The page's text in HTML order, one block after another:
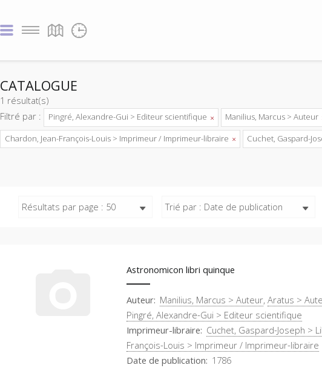
CATALOGUE
1 résultat(s)
Filtré par :
Pingré, Alexandre-Gui > Editeur scientifique Manilius, Marcus > Auteur
Chardon, Jean-François-Louis > Imprimeur / Imprimeur-libraire
Cuchet, Gaspard-
Résultats par page : 50 Trié par : Date de publication
Astronomicon libri quinque
Auteur Manilius, Marcus > Auteur,Aratus >
Pingré, Alexandre-Gui > Editeur scientifique
Imprimeur-libraire Cuchet, Gaspard-Joseph >
François-Louis > Imprimeur / Imprimeur-libraire
Date de publication 1786